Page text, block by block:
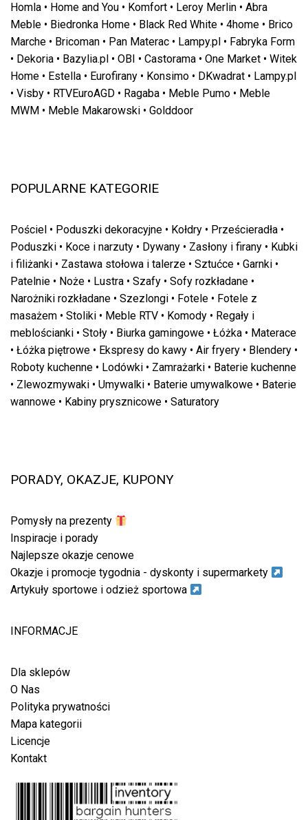
Homla • Home and You • Komfort • Leroy Merlin • Abra
Meble • Biedronka Home • Black Red White • 4home • Brico
Marche • Bricoman • Pan Materac • Lampy.pl • Fabryka Form
• Dekoria • Bazylia.pl • OBI • Castorama • One Market • Witek
Home • Estella • Eurofirany • Konsimo • DKwadrat • Lampy.pl
• Visby • RTVEuroAGD • Ragaba • Meble Pumo • Meble
MWM • Meble Makarowski • Golddoor
POPULARNE KATEGORIE
Pościel • Poduszki dekoracyjne • Kołdry • Prześcieradła •
Poduszki • Koce i narzuty • Dywany • Zasłony i firany • Kubki
i filiżanki • Zastawa stołowa i talerze • Sztućce • Garnki •
Patelnie • Noże • Lustra • Szafy • Sofy rozkładane •
Narożniki rozkładane • Szezlongi • Fotele • Fotele z
masażem • Stoliki • Meble RTV • Komody • Regały i
meblościanki • Stoły • Biurka gamingowe • Łóżka • Materace
• Łóżka piętrowe • Ekspresy do kawy • Air fryery • Blendery •
Roboty kuchenne • Lodówki • Zamrażarki • Baterie kuchenne
• Zlewozmywaki • Umywalki • Baterie umywalkowe • Baterie
wannowe • Kabiny prysznicowe • Saturatory
PORADY, OKAZJE, KUPONY
Pomysły na prezenty
Inspiracje i porady
Najlepsze okazje cenowe
Okazje i promocje tygodnia - dyskonty i supermarkety
Artykuły sportowe i odzież sportowa
INFORMACJE
Dla sklepów
O Nas
Polityka prywatności
Mapa kategorii
Licencje
Kontakt